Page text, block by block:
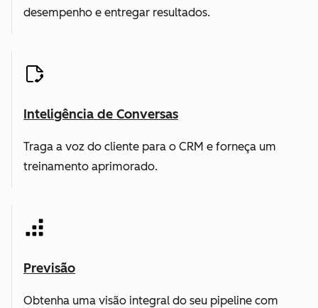
desempenho e entregar resultados.
Inteligência de Conversas
Traga a voz do cliente para o CRM e forneça um
treinamento aprimorado.
Previsão
Obtenha uma visão integral do seu pipeline com